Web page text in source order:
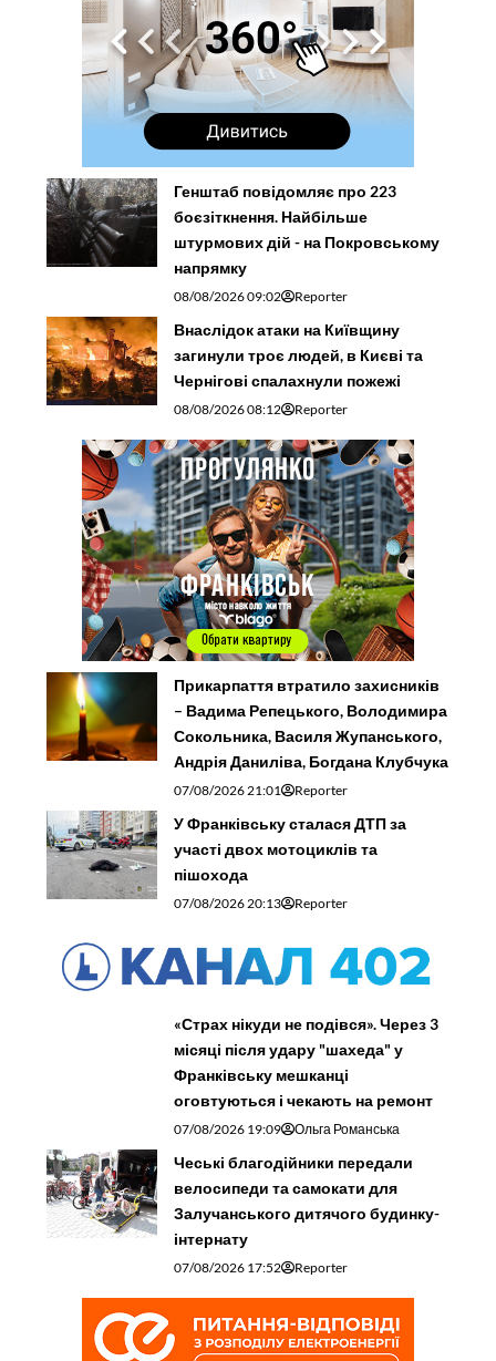
Генштаб повідомляє про 223
боєзіткнення. Найбільше
штурмових дій - на Покровському
напрямку
08/08/2026 09:02 Reporter
Внаслідок атаки на Київщину
загинули троє людей, в Києві та
Чернігові спалахнули пожежі
08/08/2026 08:12 Reporter
Прикарпаття втратило захисників
– Вадима Репецького, Володимира
Сокольника, Василя Жупанського,
Андрія Даниліва, Богдана Клубчука
07/08/2026 21:01 Reporter
У Франківську сталася ДТП за
участі двох мотоциклів та
пішохода
07/08/2026 20:13 Reporter
«Страх нікуди не подівся». Через 3
місяці після удару "шахеда" у
Франківську мешканці
оговтуються і чекають на ремонт
07/08/2026 19:09 Ольга Романська
Чеські благодійники передали
велосипеди та самокати для
Залучанського дитячого будинку-
інтернату
07/08/2026 17:52 Reporter